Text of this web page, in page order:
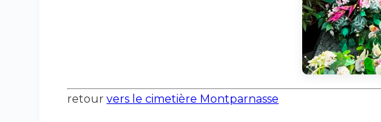
retour vers le cimetière Montparnasse